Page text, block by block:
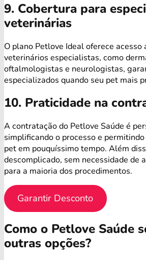
9. Cobertura para
veterinárias
O plano Petlove Ideal oferece acesso
veterinários especialistas, como
oftalmologistas e neurologistas,
especializados quando seu pet mais
10. Praticidade na
A contratação do Petlove Saúde é
simplificando o processo e
pet em pouquíssimo tempo. Além
descomplicado, sem necessidade de
para a maioria dos procedimentos.
Garantir Desconto
Como o Petlove Saúde
outras opções?